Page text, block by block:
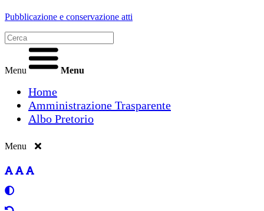
Pubblicazione e conservazione atti
Menu Menu
Home
Amministrazione Trasparente
Albo Pretorio
Menu